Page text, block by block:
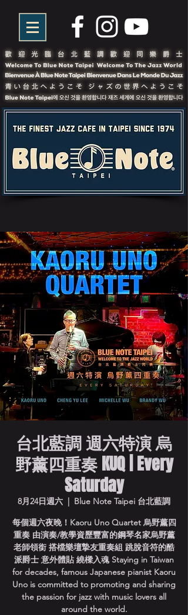
台北藍調 週六特演 烏
野薰四重奏 KUQ | Every
Saturday
8月24日週六
  |
Blue Note Taipei 台北藍調
每個週六夜晚！Kaoru Uno Quartet 烏野薰四
重奏 由演奏/教學資歷豐富的鋼琴名家烏野薰
老師領銜 搭檔樂壇摯友重奏組 跳脫音符的酷
派爵士 意外體貼 繞樑入魂 Staying in Taiwan
for decades, famous Japanese pianist Kaoru
Uno is committed to promoting and sharing
the passion for jazz with music lovers all
around the world.